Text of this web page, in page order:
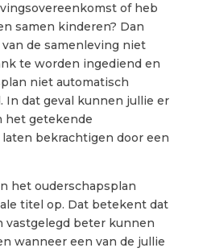
of heb
samen kinderen? Dan
de samenleving niet
te worden ingediend en
niet automatisch
In dat geval kunnen jullie er
het getekende
bekrachtigen door een
het ouderschapsplan
titel op. Dat betekent dat
vastgelegd beter kunnen
wanneer een van de jullie